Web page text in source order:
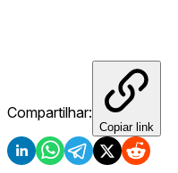
Compartilhar:
Copiar link